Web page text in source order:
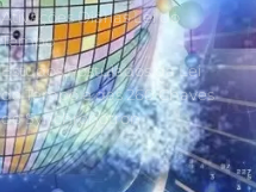
Ativações Diárias Lei do
Tempo
Estudos Postulados da Lei
do Tempo e das 260 Chaves
do Synchronotron